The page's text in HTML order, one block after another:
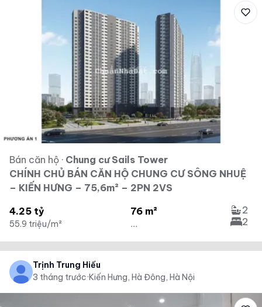
Bán căn hộ · Chung cư Sails Tower
CHÍNH CHỦ BÁN CĂN HỘ CHUNG CƯ SÔNG NHUỆ
– KIẾN HƯNG – 75,6m² – 2PN 2VS
4.25 tỷ
55.9 triệu/m²
76 m²
...
2
2
Trịnh Trung Hiếu
3 tháng trước·Kiến Hưng, Hà Đông, Hà Nội